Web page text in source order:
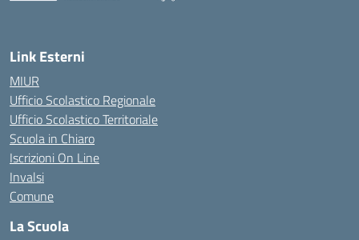
Link Esterni
MIUR
Ufficio Scolastico Regionale
Ufficio Scolastico Territoriale
Scuola in Chiaro
Iscrizioni On Line
Invalsi
Comune
La Scuola